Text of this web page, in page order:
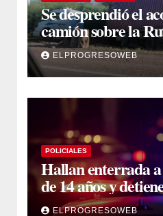
Se desprendió el
camión sobre la
camioneros se
retirarlo
ELPROGRESOWEB
POLICIALES
Hallan enterrada a
de 14 años y
ELPROGRESOWEB